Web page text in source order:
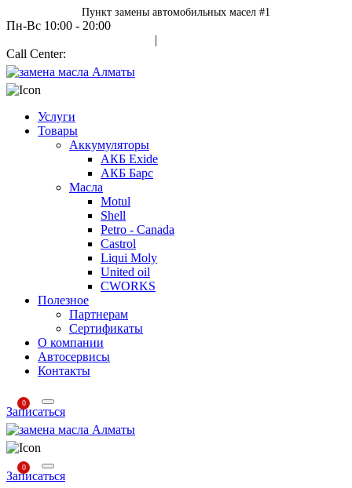
Пункт замены автомобильных масел #1
Пн-Вс 10:00 - 20:00
|
Call Center:
Услуги
Товары
Аккумуляторы
АКБ Exide
АКБ Барс
Масла
Motul
Shell
Petro - Canada
Castrol
Liqui Moly
United oil
CWORKS
Полезное
Партнерам
Сертификаты
О компании
Автосервисы
Контакты
0
Записаться
0
Записаться